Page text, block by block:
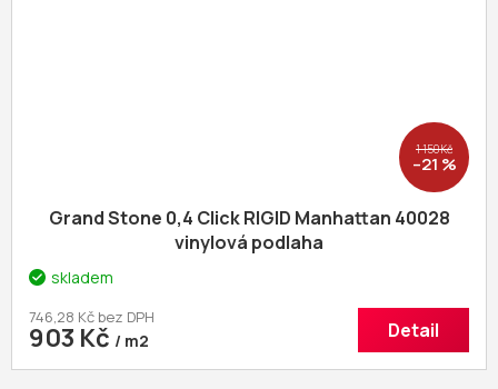
1 150 Kč
–21 %
Grand Stone 0,4 Click RIGID Manhattan 40028
vinylová podlaha
skladem
746,28 Kč bez DPH
903 Kč / m2 Detail